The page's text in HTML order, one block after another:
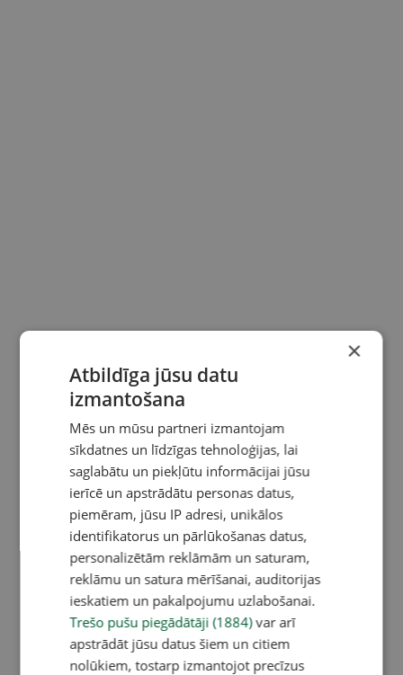
×
Atbildīga jūsu datu
izmantošana
Mēs un mūsu partneri izmantojam
sīkdatnes un līdzīgas tehnoloģijas, lai
saglabātu un piekļūtu informācijai jūsu
ierīcē un apstrādātu personas datus,
piemēram, jūsu IP adresi, unikālos
identifikatorus un pārlūkošanas datus,
personalizētām reklāmām un saturam,
reklāmu un satura mērīšanai, auditorijas
ieskatiem un pakalpojumu uzlabošanai.
Trešo pušu piegādātāji (1884)var arī
apstrādāt jūsu datus šiem un citiem
nolūkiem, tostarp izmantojot precīzus